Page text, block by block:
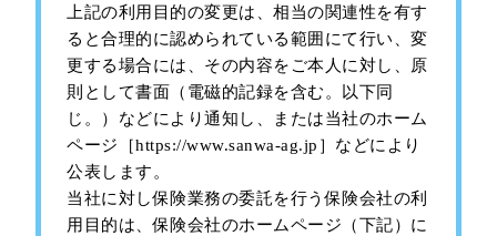
上記の利用目的の変更は、相当の関連性を有す
ると合理的に認められている範囲にて行い、変
更する場合には、その内容をご本人に対し、原
則として書面（電磁的記録を含む。以下同
じ。）などにより通知し、または当社のホーム
ページ［https://www.sanwa-ag.jp ］などにより
公表します。
当社に対し保険業務の委託を行う保険会社の利
用目的は、保険会社のホームページ（下記）に